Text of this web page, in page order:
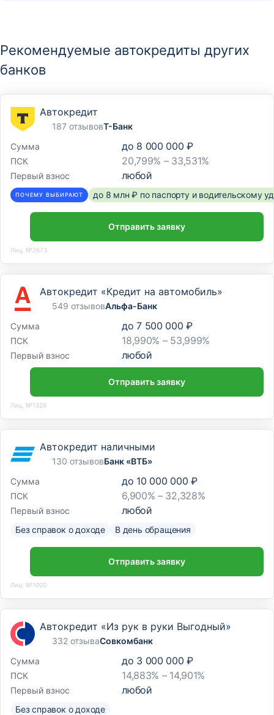
Отделение «Рубинштейна, 1»
д. 1
Отделение
Отделение «Советской Армии, 23»
Челябинская обл., г. Магнитогорск, ул. Советской
Армии, д. 23
Отделение
Отделение «Строителей, 49»
Челябинская обл., г. Магнитогорск, ул. Строителей,
Отделение
Отделение «Труда, 25»
Челябинская обл., г. Магнитогорск, ул. Труда, д. 25
Рекомендуемые автокредиты других
банков
Автокредит
187 отзывовТ-Банк
Сумма
до 8 000 000 ₽
ПСК 20,799% – 33,531%
Первый взнос любой
ПОЧЕМУ ВЫБИРАЮТ до 8 млн ₽ по паспорту и водительскому
Отправить заявку
Лиц. №2673
Автокредит «Кредит на автомобиль»
549 отзывовАльфа-Банк
Сумма
до 7 500 000 ₽
ПСК 18,990% – 53,999%
Первый взнос любой
Отправить заявку
Лиц. №1326
Автокредит наличными
130 отзывовБанк «ВТБ»
Сумма
до 10 000 000 ₽
ПСК 6,900% – 32,328%
Первый взнос любой
Без справок о доходе В день обращения
Отправить заявку
Лиц. №1000
Автокредит «Из рук в руки Выгодный»
332 отзываСовкомбанк
Сумма
до 3 000 000 ₽
ПСК 14,883% – 14,901%
Первый взнос любой
Без справок о доходе